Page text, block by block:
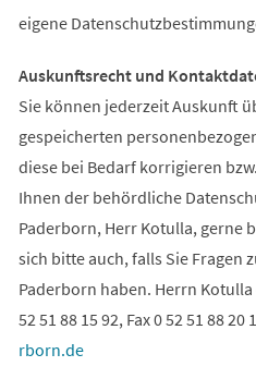
eigene
Auskunftsrecht und
Sie können jederzeit Auskunft
gespeicherten
diese bei Bedarf korrigieren
Ihnen der behördliche
Paderborn, Herr Kotulla, gerne
sich bitte auch, falls Sie Fragen
Paderborn haben. Herrn
52 51 88 15 92, Fax 0 52 51 88 20
rborn de